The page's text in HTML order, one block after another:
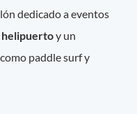
dedicado a eventos
helipuertoy un
paddle surf y